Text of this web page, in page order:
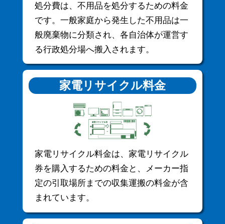
処分費は、不用品を処分するための料金
です。一般家庭から発生した不用品は一
般廃棄物に分類され、各自治体が運営す
る行政処分場へ搬入されます。
家電リサイクル料金
家電リサイクル料金は、家電リサイクル
券を購入するための料金と、メーカー指
定の引取場所までの収集運搬の料金が含
まれています。